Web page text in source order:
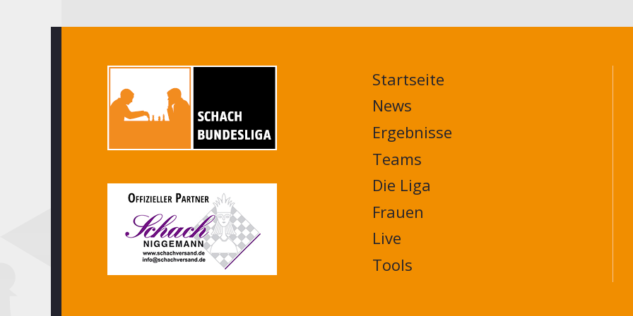
Deutscher
Spieltag)
(4.
MAIN
NAVIGATION
FOOTER
Startseite
News
Ergebnisse
Teams
Die Liga
Frauen
Live
Tools